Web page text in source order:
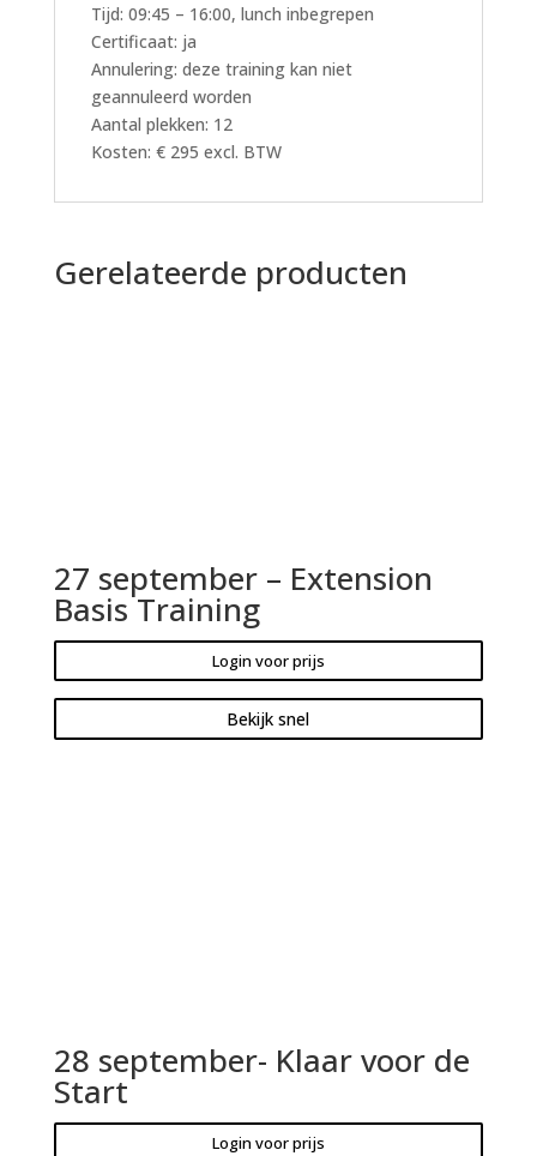
Tijd: 09:45 – 16:00, lunch inbegrepen
Certificaat: ja
Annulering: deze training kan niet
geannuleerd worden
Aantal plekken: 12
Kosten: € 295 excl. BTW
Gerelateerde producten
27 september – Extension
Basis Training
Login voor prijs
Bekijk snel
28 september- Klaar voor de
Start
Login voor prijs